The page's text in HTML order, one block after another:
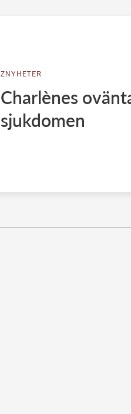
ZNYHETER
Charlènes
sjukdomen